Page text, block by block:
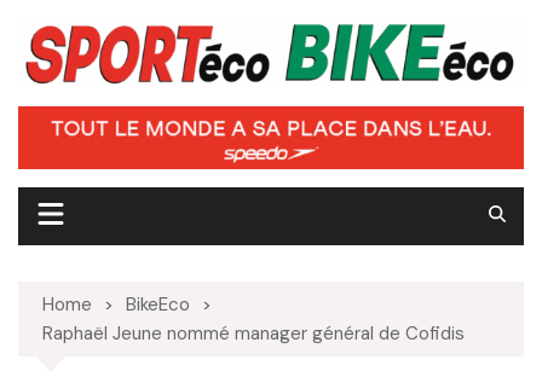
content
Home
BikeEco
Raphaël Jeune nommé manager général de Cofidis